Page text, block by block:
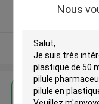
Nous